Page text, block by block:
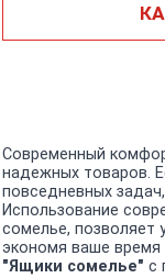
Современный
надежных товаров.
повседневных
Использование
сомелье, позволяет
экономя ваше время
"Ящики сомелье" с